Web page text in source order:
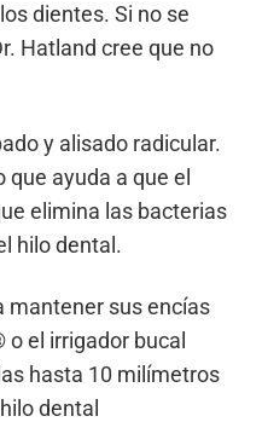
dientes. Si no se
Hatland cree que no
y alisado radicular.
ayuda a que el
elimina las bacterias
hilo dental.
mantener sus encías
el irrigador bucal
hasta 10 milímetros
dental